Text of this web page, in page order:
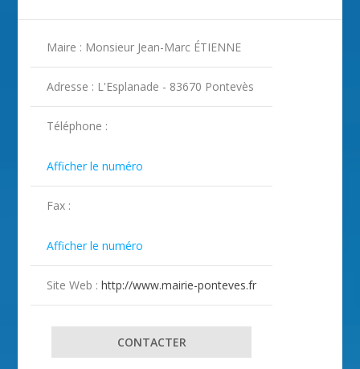
Maire : Monsieur Jean-Marc ÉTIENNE
Adresse : L'Esplanade - 83670 Pontevès
Téléphone :
Afficher le numéro
Fax :
Afficher le numéro
Site Web :http://www.mairie-ponteves.fr
CONTACTER